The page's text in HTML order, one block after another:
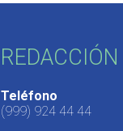
Teléfono
(999) 924 44 44